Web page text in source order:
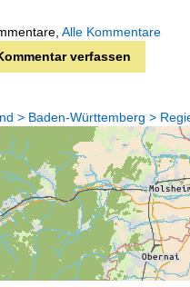
Alle Kommentare
verfassen
> Baden-Württemberg >